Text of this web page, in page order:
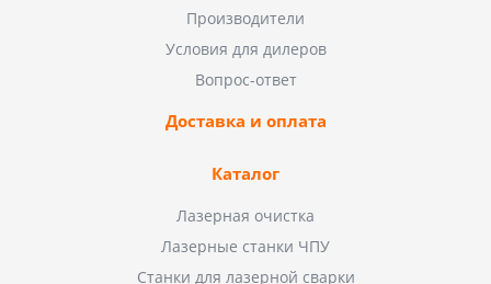
Производители
Условия для дилеров
Вопрос-ответ
Доставка и оплата
Каталог
Лазерная очистка
Лазерные станки ЧПУ
Станки для лазерной сварки